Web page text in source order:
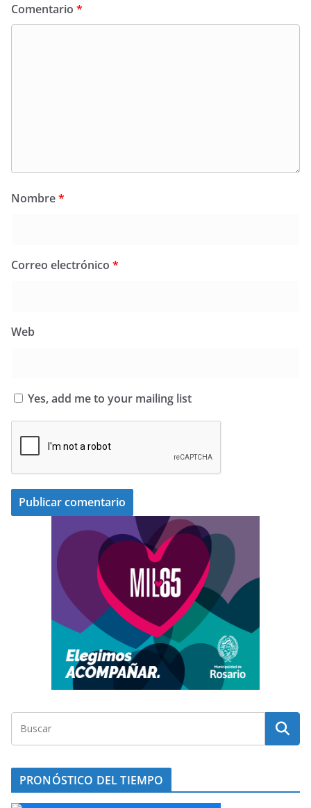
Comentario *
Nombre*
Correo electrónico *
Web
Yes, add me to your mailing list
PRONÓSTICO DEL TIEMPO